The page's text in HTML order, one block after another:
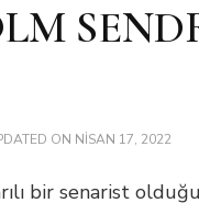
ON NISAN 17, 2022
bir senarist